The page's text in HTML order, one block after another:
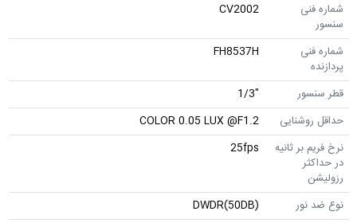
شماره فنی
سنسور
CV2002
شماره فنی
پردازنده
FH8537H
قطر سنسور
"1/3
حداقل روشنایی
COLOR 0.05 LUX @F1.2
نرخ فریم بر ثانیه
در حداکثر
رزولیشن
25fps
نوع ضد نور
DWDR(50DB)